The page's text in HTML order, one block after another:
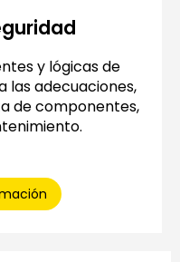
y lógicas de
las adecuaciones,
de componentes,